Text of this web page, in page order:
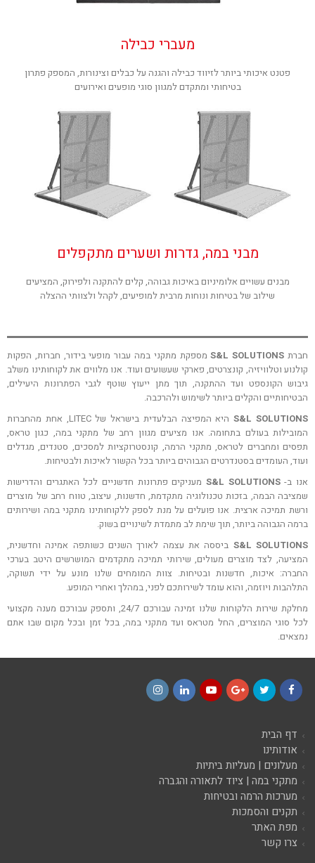
מעברי כבילה
פטנט איכותי ביותר לזיווד כבילה והגנה על כבלים וצינורות, המספק פתרון
בטיחותי ומתקדם למגוון סוגי מופעים ואירועים
מבני במה, גדרות ושערים מתקפלים
מבנים עשויים אלומיניום באיכות גבוהה, קלים להתקנה ולפירוק, המציעים
שילוב של בטיחות ונוחות מרבית למופיעים, לקהל ולצוותי ההצלה
חברת S&L SOLUTIONSמספקת מתקני במה עבור מופעי בידור, חברות, הפקות
קולנוע וטלוויזיה, קונצרטים, פארקי שעשועים ועוד. אנו מלווים את לקוחותינו משלב
גיבוש הקונספט ועד ההתקנה, תוך מתן ייעוץ שוטף לגבי הפתרונות היעילים,
הבטיחותיים והקלים ביותר לשימוש ולהרכבה.
S&L SOLUTIONS
היא המפיצה הבלעדית בישראל של LITEC, אחת מהחברות
המובילות בעולם בתחומה. אנו מציעים מגוון רחב של מתקני במה, כגון טראס,
תפסים ומחברים לטראס, מתקני הרמה, קונסטרוקציות למסכים, סטנדים, מגדלים
ועוד, העומדים בסטנדרטים הגבוהים ביותר בכל הקשור לאיכות ולבטיחות.
אנו ב-S&L SOLUTIONS
מעניקים פתרונות חדשניים לכל האתגרים והדרישות
שמציבה הבמה, בזכות טכנולוגיה מתקדמת, חדשנות, עיצוב, טווח רחב של מוצרים
ורשת תמיכה ארצית. אנו פועלים על מנת לספק ללקוחותינו מתקני במה ושירותים
ברמה הגבוהה ביותר, תוך שימת לב מתמדת לשינויים בשוק.
S&L SOLUTIONS ביססה את עצמה לאורך השנים כשותפה אמינה וחדשנית,
המציעה, לצד מוצרים מעולים, שירותי תמיכה מתקדמים המושרשים היטב בערכי
החברה: איכות, חדשנות ובטיחות. צוות המומחים שלנו מונע על ידי תשוקה,
התלהבות ויוזמה, והוא עומד לשירותכם לפני, במהלך ואחרי המופע.
מחלקת שירות הלקוחות שלנו זמינה עבורכם 24/7, ותספק עבורכם מענה מקצועי
לכל סוגי המוצרים, החל מטראס ועד מתקני במה, בכל זמן ובכל מקום שבו אתם
נמצאים.
דף הבית
אודותינו
מעלונים | מעליות ביתיות
מתקני במה | ציוד לתאורה והגברה
מערכות הרמה ובטיחות
תקנים והסמכות
מפת האתר
צרו קשר